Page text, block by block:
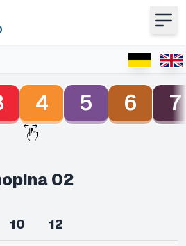
4 5 6 7
02
10 12